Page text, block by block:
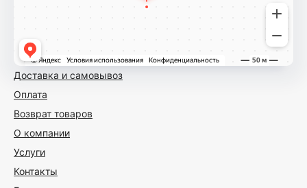
Доставка и самовывоз
Оплата
Возврат товаров
О компании
Услуги
Контакты